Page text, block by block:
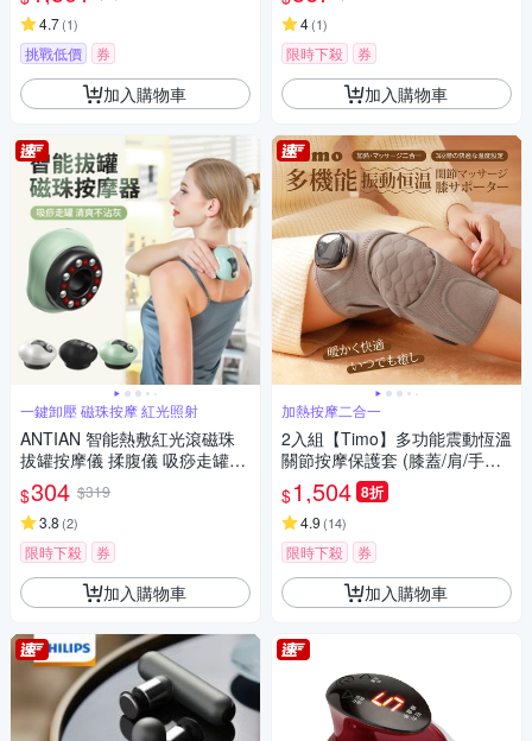
4.7(1)
挑戰低價 券
加入購物車
一鍵卸壓 磁珠按摩 紅光照射
ANTIAN 智能熱敷紅光滾磁珠
拔罐按摩儀 揉腹儀 吸痧走罐通
經活絡按摩器
$304 $319
3.8 (2)
限時下殺 券
加入購物車
4(1)
限時下殺 券
加入購物車
加熱按摩二合一
2入組【Timo】多功能震動恆溫
關節按摩保護套 (膝蓋/肩/手肘
通用)
$1,504 8折
4.9 (14)
限時下殺 券
加入購物車